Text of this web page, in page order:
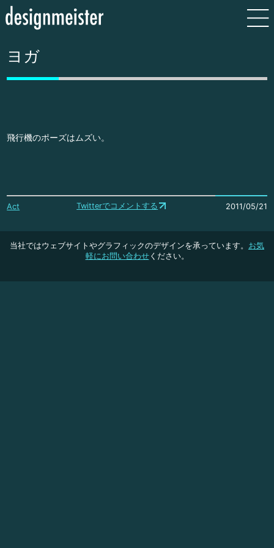
ヨガ
飛行機のポーズはムズい。
Act Twitterでコメントする 2011/05/21
当社ではウェブサイトやグラフィックのデザインを承っています。 お気
軽にお問い合わせください。